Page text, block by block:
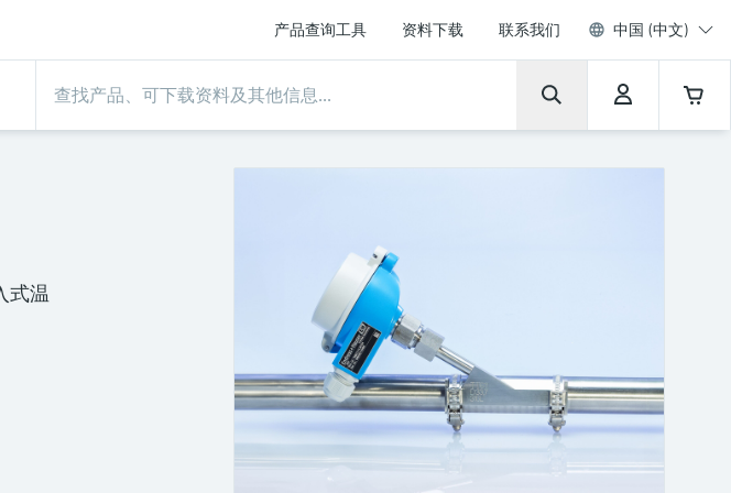
产品查询工具 资料下载 联系我们 中国 (中文)
式温